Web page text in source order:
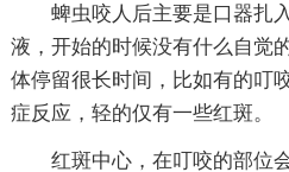
蜱虫咬人后主要是口器扎
液，开始的时候没有什么自觉
体停留很长时间，比如有的叮
症反应，轻的仅有一些红斑。
红斑中心，在叮咬的部位